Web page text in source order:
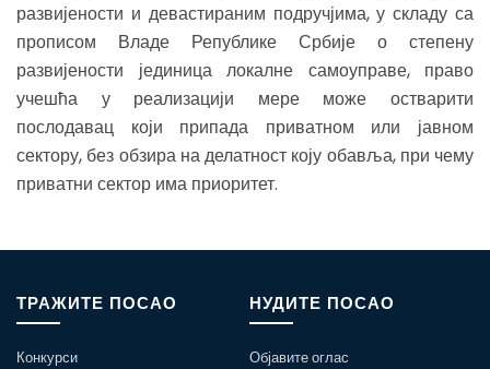
развијености и девастираним подручјима, у складу са
прописом Владе Републике Србије о степену
развијености јединица локалне самоуправе, право
учешћа у реализацији мере може остварити
послодавац који припада приватном или јавном
сектору, без обзира на делатност коју обавља, при чему
приватни сектор има приоритет.
ТРАЖИТЕ ПОСАО
Конкурси
НУДИТЕ ПОСАО
Објавите оглас